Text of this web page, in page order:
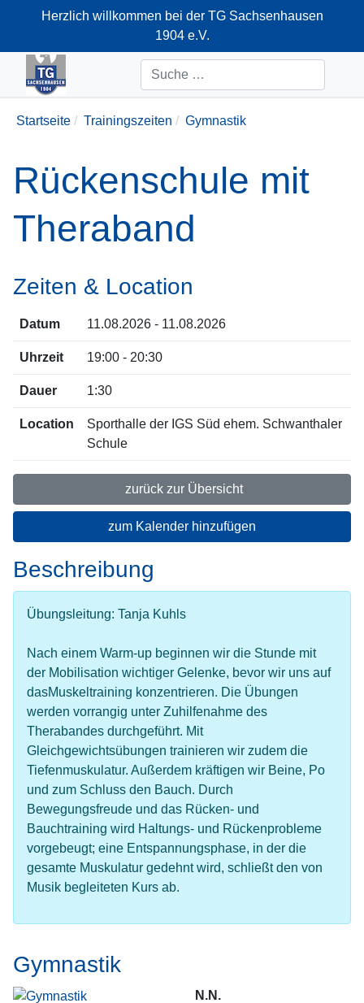
Herzlich willkommen bei der TG Sachsenhausen
1904 e.V.
+49-69-66374712
Suchen
Startseite Trainingszeiten Gymnastik
Rückenschule mit
Theraband
Zeiten & Location
Datum 11.08.2026 - 11.08.2026
Uhrzeit 19:00 - 20:30
Dauer 1:30
Location
Sporthalle der IGS Süd ehem. Schwanthaler
Schule
zurück zur Übersicht
zum Kalender hinzufügen
Beschreibung
Übungsleitung: Tanja Kuhls
Nach einem Warm-up beginnen wir die Stunde mit
der Mobilisation wichtiger Gelenke, bevor wir uns auf
dasMuskeltraining konzentrieren. Die Übungen
werden vorrangig unter Zuhilfenahme des
Therabandes durchgeführt. Mit
Gleichgewichtsübungen trainieren wir zudem die
Tiefenmuskulatur. Außerdem kräftigen wir Beine, Po
und zum Schluss den Bauch. Durch
Bewegungsfreude und das Rücken- und
Bauchtraining wird Haltungs- und Rückenprobleme
vorgebeugt; eine Entspannungsphase, in der die
gesamte Muskulatur gedehnt wird, schließt den von
Musik begleiteten Kurs ab.
Gymnastik
N.N.